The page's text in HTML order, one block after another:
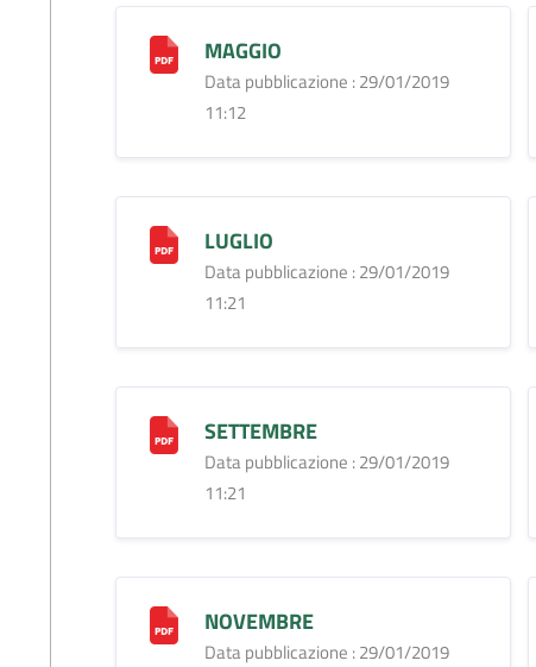
MAGGIO
Data pubblicazione : 29/01/2019
11:12
LUGLIO
Data pubblicazione : 29/01/2019
11:21
SETTEMBRE
Data pubblicazione : 29/01/2019
11:21
NOVEMBRE
Data pubblicazione : 29/01/2019